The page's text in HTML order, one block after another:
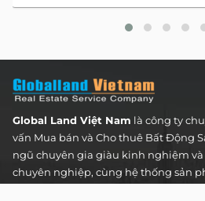
Global Land Việt Nam là công ty
vấn Mua bán và Cho thuê Bất Động
ngũ chuyên gia giàu kinh nghiệm
chuyên nghiệp, cùng hệ thống sản